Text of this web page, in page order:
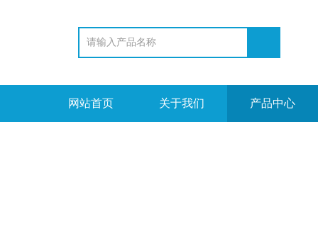
网站首页 关于我们 产品中心